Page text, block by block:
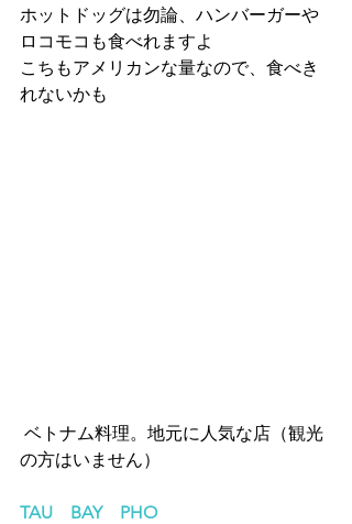
ホットドッグは勿論、ハンバーガーや
ロコモコも食べれますよ
こちもアメリカンな量なので、食べき
れないかも
の方はいません）
TAU　BAY　PHO